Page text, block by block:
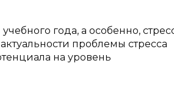
года, а особенно,
проблемы стресса
на уровень